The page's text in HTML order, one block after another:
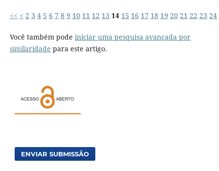
<< < 2 3 4 5 6 7 8 9 10 11 12 13 14 15 16 17 18 19 20 21 22 23 24
Você também pode iniciar uma pesquisa avançada por
similaridade para este artigo.
ENVIAR SUBMISSÃO